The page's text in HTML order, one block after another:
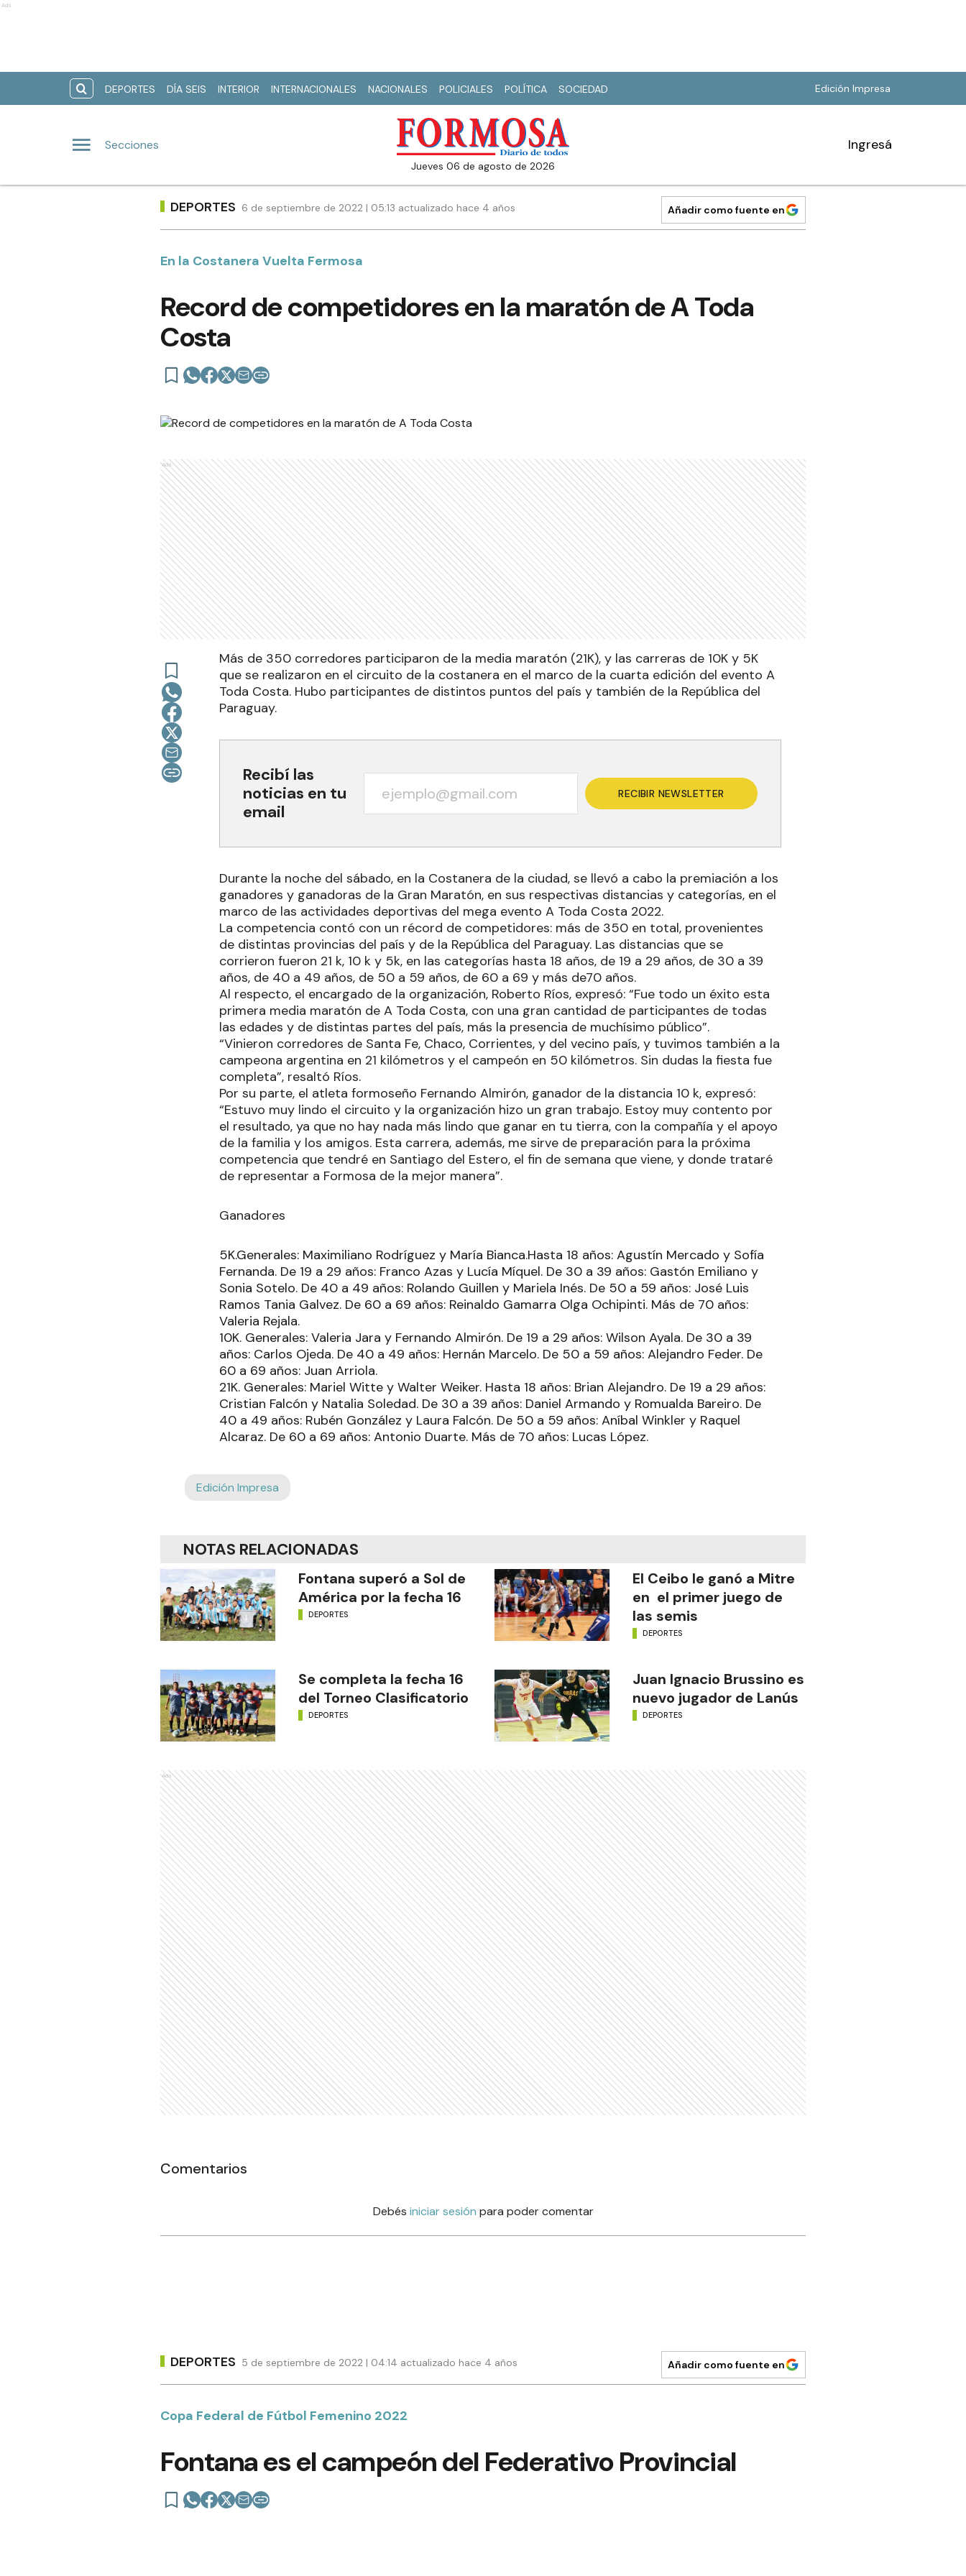
Ads
DEPORTES DÍA SEIS INTERIOR INTERNACIONALES NACIONALES POLICIALES POLÍTICA SOCIEDAD Edición Impresa
Secciones
jueves 06 de agosto de 2026
Ingresá
DEPORTES 6 de septiembre de 2022 | 05:13 actualizado hace 4 años Añadir como fuente en
En la Costanera Vuelta Fermosa
Record de competidores en la maratón de A Toda
Costa
Ads
Más de 350 corredores participaron de la media maratón (21K), y las carreras de 10K y 5K
que se realizaron en el circuito de la costanera en el marco de la cuarta edición del evento A
Toda Costa. Hubo participantes de distintos puntos del país y también de la República del
Paraguay.
Recibí las
noticias en tu
email
RECIBIR NEWSLETTER
Durante la noche del sábado, en la Costanera de la ciudad, se llevó a cabo la premiación a los
ganadores y ganadoras de la Gran Maratón, en sus respectivas distancias y categorías, en el
marco de las actividades deportivas del mega evento A Toda Costa 2022.
La competencia contó con un récord de competidores: más de 350 en total, provenientes
de distintas provincias del país y de la República del Paraguay. Las distancias que se
corrieron fueron 21 k, 10 k y 5k, en las categorías hasta 18 años, de 19 a 29 años, de 30 a 39
años, de 40 a 49 años, de 50 a 59 años, de 60 a 69 y más de70 años.
Al respecto, el encargado de la organización, Roberto Ríos, expresó: “Fue todo un éxito esta
primera media maratón de A Toda Costa, con una gran cantidad de participantes de todas
las edades y de distintas partes del país, más la presencia de muchísimo público”.
“Vinieron corredores de Santa Fe, Chaco, Corrientes, y del vecino país, y tuvimos también a la
campeona argentina en 21 kilómetros y el campeón en 50 kilómetros. Sin dudas la fiesta fue
completa”, resaltó Ríos.
Por su parte, el atleta formoseño Fernando Almirón, ganador de la distancia 10 k, expresó:
“Estuvo muy lindo el circuito y la organización hizo un gran trabajo. Estoy muy contento por
el resultado, ya que no hay nada más lindo que ganar en tu tierra, con la compañía y el apoyo
de la familia y los amigos. Esta carrera, además, me sirve de preparación para la próxima
competencia que tendré en Santiago del Estero, el fin de semana que viene, y donde trataré
de representar a Formosa de la mejor manera”.
Ganadores
5K.Generales: Maximiliano Rodríguez y María Bianca.Hasta 18 años: Agustín Mercado y Sofía
Fernanda. De 19 a 29 años: Franco Azas y Lucía Míquel. De 30 a 39 años: Gastón Emiliano y
Sonia Sotelo. De 40 a 49 años: Rolando Guillen y Mariela Inés. De 50 a 59 años: José Luis
Ramos Tania Galvez. De 60 a 69 años: Reinaldo Gamarra Olga Ochipinti. Más de 70 años:
Valeria Rejala.
10K. Generales: Valeria Jara y Fernando Almirón. De 19 a 29 años: Wilson Ayala. De 30 a 39
años: Carlos Ojeda. De 40 a 49 años: Hernán Marcelo. De 50 a 59 años: Alejandro Feder. De
60 a 69 años: Juan Arriola.
21K. Generales: Mariel Witte y Walter Weiker. Hasta 18 años: Brian Alejandro. De 19 a 29 años:
Cristian Falcón y Natalia Soledad. De 30 a 39 años: Daniel Armando y Romualda Bareiro. De
40 a 49 años: Rubén González y Laura Falcón. De 50 a 59 años: Aníbal Winkler y Raquel
Alcaraz. De 60 a 69 años: Antonio Duarte. Más de 70 años: Lucas López.
Edición Impresa
NOTAS RELACIONADAS
Fontana superó a Sol de
América por la fecha 16
DEPORTES
El Ceibo le ganó a Mitre
en el primer juego de
las semis
DEPORTES
Se completa la fecha 16
del Torneo Clasificatorio
DEPORTES
Juan Ignacio Brussino es
nuevo jugador de Lanús
DEPORTES
Ads
Comentarios
Debés iniciar sesión para poder comentar
DEPORTES 5 de septiembre de 2022 | 04:14 actualizado hace 4 años Añadir como fuente en
Copa Federal de Fútbol Femenino 2022
Fontana es el campeón del Federativo Provincial